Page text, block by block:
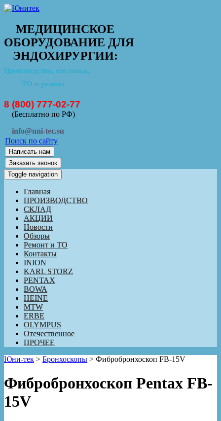
МЕДИЦИНСКОЕ
ОБОРУДОВАНИЕ ДЛЯ
ЭНДОХИРУРГИИ:
Производство, поставка,
ТО и ремонт
8 (800) 777-02-77
(Бесплатно по РФ)
info@uni-tec.su
Поиск по сайту
Написать нам
Заказать звонок
Toggle navigation
Главная
ПРОИЗВОДСТВО
СКЛАД
АКЦИИ
Новости
Обзоры
Ремонт и ТО
Контакты
INION
KARL STORZ
PENTAX
BOWA
HEINE
MTW
ERBE
OLYMPUS
Отечественное
ПРОЧЕЕ
Юни-тек > Бронхоскопы > Фибробронхоскоп FB-15V
Фибробронхоскоп Pentax FB-
15V